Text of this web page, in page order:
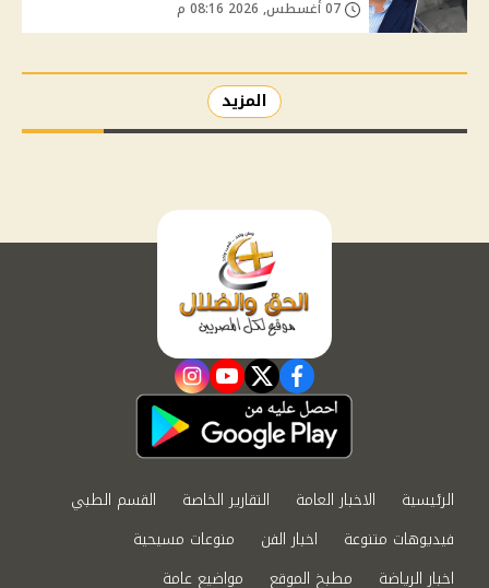
المزيد
facebook
twitter
youtube
instagram
الرئيسية الاخبار العامة التقارير الخاصة
القسم الطبي
فيديوهات متنوعة
اخبار الفن
منوعات مسيحية
اخبار الرياضة
مطبخ الموقع مواضيع عامة